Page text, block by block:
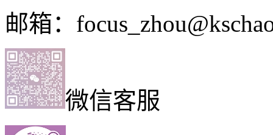
邮箱：
微信客服